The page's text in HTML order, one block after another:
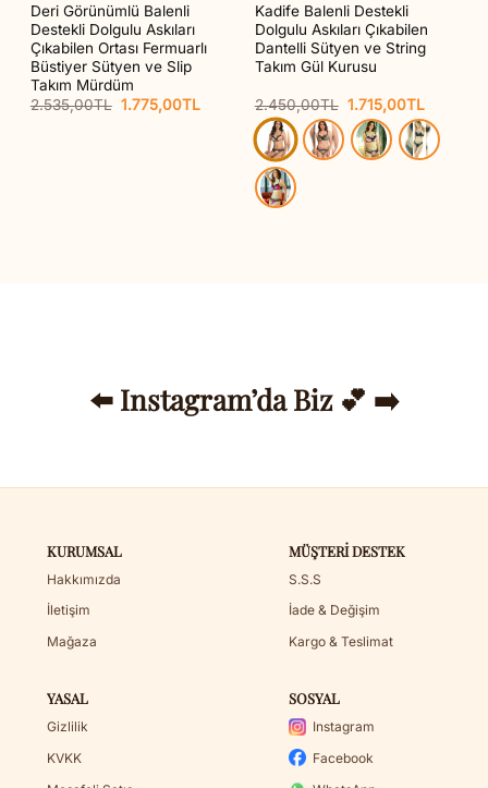
Deri Görünümlü Balenli
Destekli Dolgulu Askıları
Çıkabilen Ortası Fermuarlı
Büstiyer Sütyen ve Slip
Takım Mürdüm
2.535,00TL Orijinal
1.775,00TL
1.775,00TL.
Kadife Balenli Destekli
Dolgulu Askıları Çıkabilen
Dantelli Sütyen ve String
Takım Gül Kurusu
2.450,00TL Orijinal
fiyat:
2.450,00TL.
1.715,00TL
andaki
fiyat:
⬅️ Instagram’da Biz 💕 ➡️
KURUMSAL
Hakkımızda
İletişim
Mağaza
MÜŞTERI DESTEK
S.S.S
İade & Değişim
Kargo & Teslimat
YASAL
Gizlilik
KVKK
SOSYAL
Instagram
Facebook